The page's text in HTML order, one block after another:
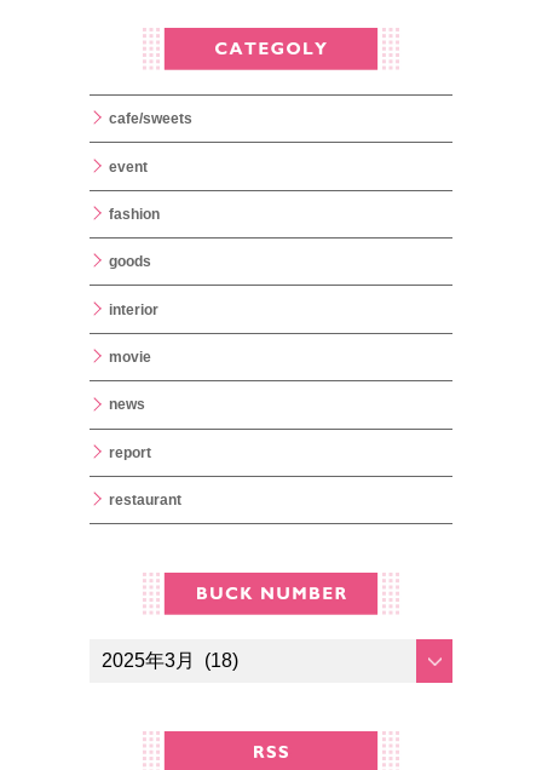
cafe/sweets
event
fashion
goods
interior
movie
news
report
restaurant